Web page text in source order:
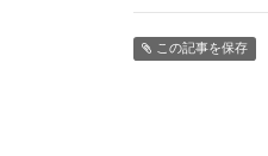
この記事を保存